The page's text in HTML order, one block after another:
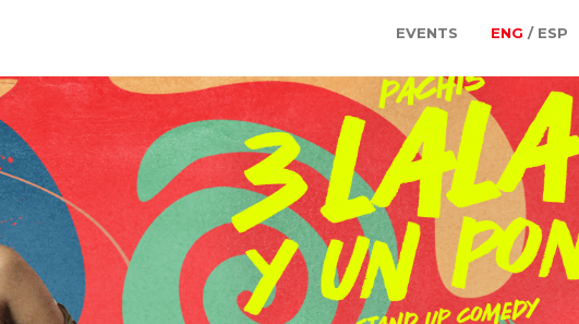
EVENTS ENG / ESP